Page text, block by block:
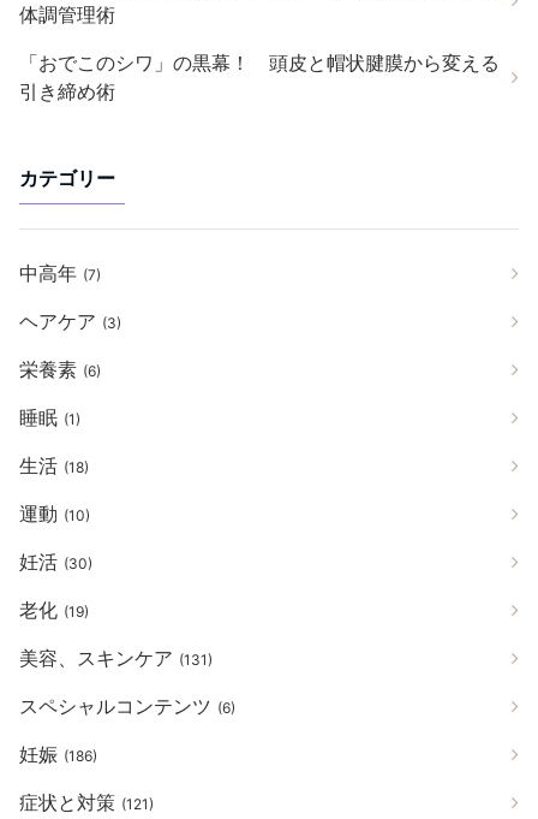
体調管理術
「おでこのシワ」の黒幕！ 頭皮と帽状腱膜から変える
引き締め術
カテゴリー
中高年 (7)
ヘアケア (3)
栄養素 (6)
睡眠 (1)
生活 (18)
運動 (10)
妊活 (30)
老化 (19)
美容、スキンケア (131)
スペシャルコンテンツ (6)
妊娠 (186)
症状と対策 (121)